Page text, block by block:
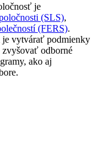
je
(SLS),
(FERS).
je vytvárať podmienky
zvyšovať odborné
ako aj